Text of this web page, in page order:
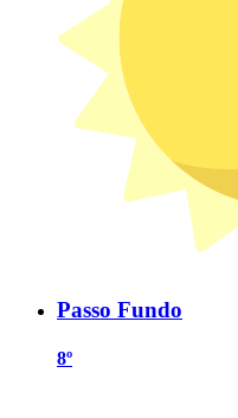
Passo Fundo
8º